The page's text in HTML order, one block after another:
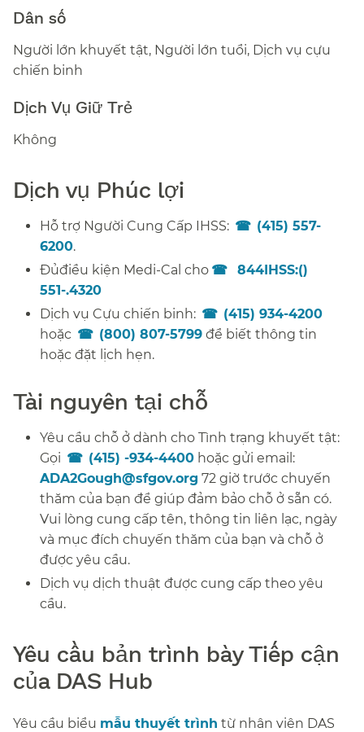
Dân số​​
Người lớn khuyết tật, Người lớn tuổi, Dịch vụ cựu
chiến binh​​
Dịch Vụ Giữ Trẻ​​
Không​​
Dịch vụ Phúc lợi​​
Hỗ trợ Người Cung Cấp IHSS:
(415) 557-
6200.​​
Đủđiều kiện Medi-Cal cho
844IHSS:()
551-.4320
Dịch vụ Cựu chiến binh:
(415) 934-4200
hoặc
(800) 807-5799để biết thông tin
hoặc đặt lịch hẹn.​​
Tài nguyên tại chỗ​​
Yêu cầu chỗ ở dành cho Tình trạng khuyết tật:
Gọi
(415) -934-4400hoặc gửi email:
ADA2Gough@sfgov.org 72 giờ trước chuyến
thăm của bạn để giúp đảm bảo chỗ ở sẵn có.
Vui lòng cung cấp tên, thông tin liên lạc, ngày
và mục đích chuyến thăm của bạn và chỗ ở
được yêu cầu.
Dịch vụ dịch thuật được cung cấp theo yêu
cầu.​​
Yêu cầu bản trình bày Tiếp cận
của DAS Hub​​
Yêu cầu biểu mẫu thuyết trình từ nhân viên DAS